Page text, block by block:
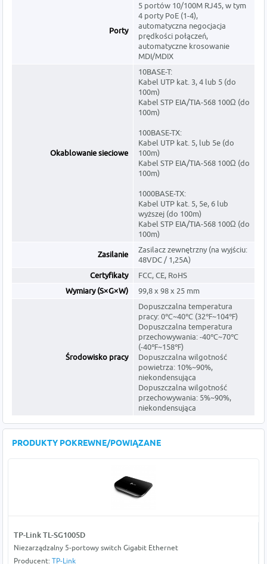
Porty
5 portów 10/100M RJ45, w tym
4 porty PoE (1-4),
automatyczna negocjacja
prędkości połączeń,
automatyczne krosowanie
MDI/MDIX
Okablowanie sieciowe
10BASE-T:
Kabel UTP kat. 3, 4 lub 5 (do
100m)
Kabel STP EIA/TIA-568 100Ω (do
100m)
100BASE-TX:
Kabel UTP kat. 5, lub 5e (do
100m)
Kabel STP EIA/TIA-568 100Ω (do
100m)
1000BASE-TX:
Kabel UTP kat. 5, 5e, 6 lub
wyższej (do 100m)
Kabel STP EIA/TIA-568 100Ω (do
100m)
Zasilanie
Zasilacz zewnętrzny (na wyjściu:
48VDC / 1,25A)
Certyfikaty
FCC, CE, RoHS
Wymiary (S×G×W)
99,8 x 98 x 25 mm
Środowisko pracy
Dopuszczalna temperatura
pracy: 0℃~40℃ (32℉~104℉)
Dopuszczalna temperatura
przechowywania: -40℃~70℃
(-40℉~158℉)
Dopuszczalna wilgotność
powietrza: 10%~90%,
niekondensująca
Dopuszczalna wilgotność
przechowywania: 5%~90%,
niekondensująca
PRODUKTY POKREWNE/POWIĄZANE
TP-Link TL-SG1005D
Niezarządzalny 5-portowy switch Gigabit Ethernet
Producent: TP-Link